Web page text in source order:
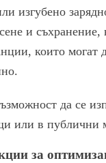
изгубено
и
които могат
да се
или в публични
за